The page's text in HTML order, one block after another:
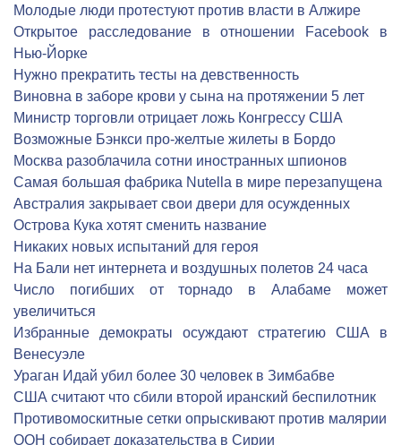
Молодые люди протестуют против власти в Алжире
Открытое расследование в отношении Facebook в
Нью-Йорке
Нужно прекратить тесты на девственность
Виновна в заборе крови у сына на протяжении 5 лет
Министр торговли отрицает ложь Конгрессу США
Возможные Бэнкси про-желтые жилеты в Бордо
Москва разоблачила сотни иностранных шпионов
Самая большая фабрика Nutella в мире перезапущена
Австралия закрывает свои двери для осужденных
Острова Кука хотят сменить название
Никаких новых испытаний для героя
На Бали нет интернета и воздушных полетов 24 часа
Число погибших от торнадо в Алабаме может
увеличиться
Избранные демократы осуждают стратегию США в
Венесуэле
Ураган Идай убил более 30 человек в Зимбабве
США считают что сбили второй иранский беспилотник
Противомоскитные сетки опрыскивают против малярии
ООН собирает доказательства в Сирии